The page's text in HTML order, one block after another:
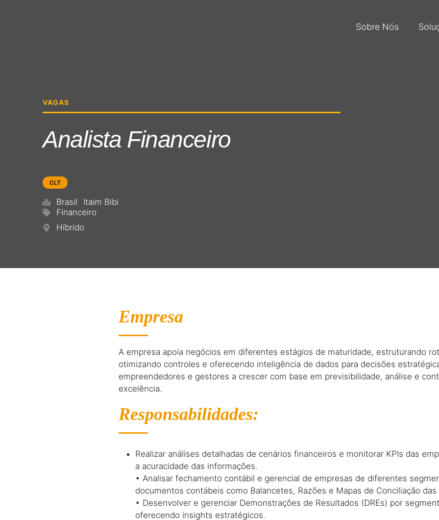
Sobre Nós
VAGAS
Analista Financeiro
CLT
Brasil
Itaim Bibi
Financeiro
Híbrido
Empresa
A empresa apoia negócios em diferentes estágios de maturidade, estruturando
otimizando controles e oferecendo inteligência de dados para decisões
empreendedores e gestores a crescer com base em previsibilidade, análise e
excelência.
Responsabilidades:
Realizar análises detalhadas de cenários financeiros e monitorar KPIs das
a acuracidade das informações.
• Analisar fechamento contábil e gerencial de empresas de diferentes
documentos contábeis como Balancetes, Razões e Mapas de Conciliação
• Desenvolver e gerenciar Demonstrações de Resultados (DREs) por
oferecendo insights estratégicos.